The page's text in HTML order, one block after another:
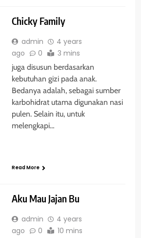
Chicky Family
admin
4 years
ago
0 3 mins
juga disusun berdasarkan
kebutuhan gizi pada anak.
Bedanya adalah, sebagai sumber
karbohidrat utama digunakan nasi
pulen. Selain itu, untuk
melengkapi…
Read More
Aku Mau Jajan Bu
admin
4 years
ago
0 10 mins